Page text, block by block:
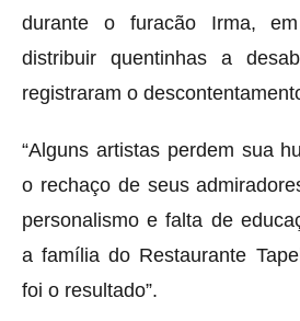
durante o furacão Irma,
distribuir quentinhas a
registraram o
“Alguns artistas perdem sua
o rechaço de seus
personalismo e falta de
a família do Restaurante
foi o resultado”.